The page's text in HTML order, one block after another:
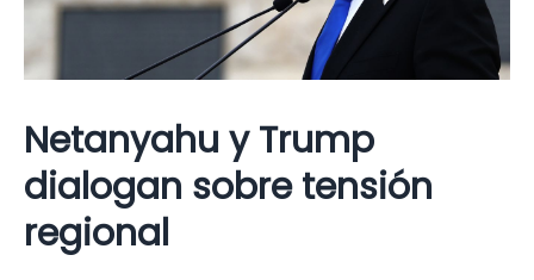
Netanyahu y Trump
dialogan sobre tensión
regional